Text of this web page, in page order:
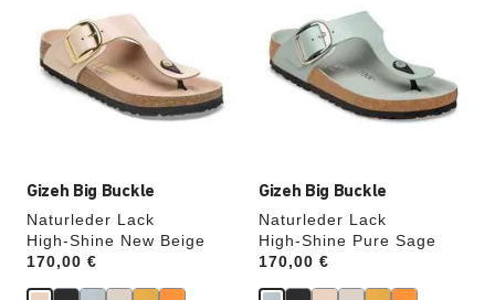
Gizeh Big Buckle
Naturleder Lack
High-Shine New Beige
Price:
170,00 €
Farben
werden
die
Produktbilder
aktualisiert.
Gizeh Big Buckle
Naturleder Lack
High-Shine Pure Sage
Price:
170,00 €
Farben
werden
die
Produktbilder
aktualisiert.